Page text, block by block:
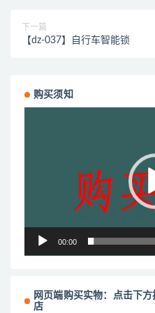
下一篇
【dz-037】自行车智能锁
购买须知
00:00
网页端购买实物：点击下
店